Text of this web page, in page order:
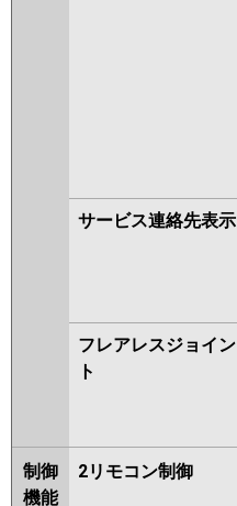
サービス連絡先表示
フレアレスジョイン
ト
制御
機能
2リモコン制御